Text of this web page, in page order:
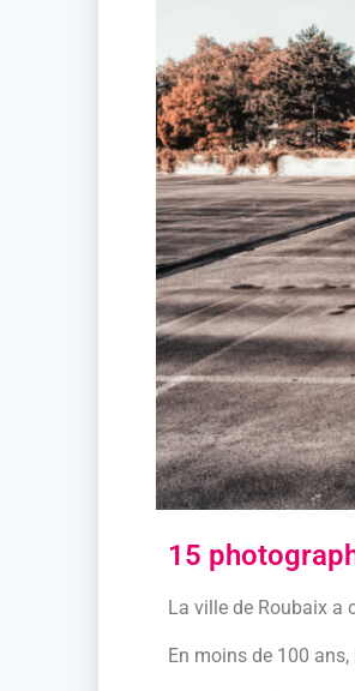
15
La ville de Roubaix a
En moins de 100